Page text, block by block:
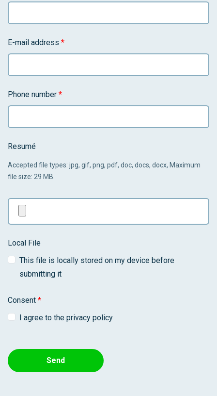
E-mail address *
Phone number *
Resumé
Accepted file types: jpg, gif, png, pdf, doc, docs, docx, Maximum
file size: 29 MB.
Local File
This file is locally stored on my device before
submitting it
Consent *
I agree to the privacy policy
Send